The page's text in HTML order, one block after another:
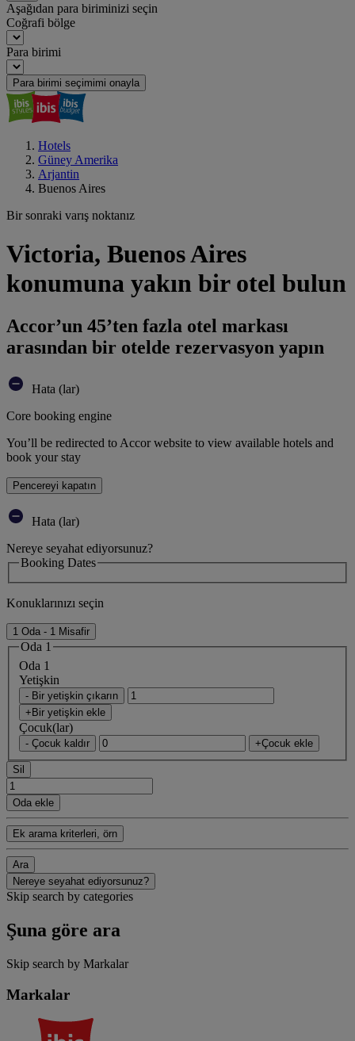
Aşağıdan para biriminizi seçin
Coğrafi bölge
Para birimi
Para birimi seçimimi onayla
Hotels
Güney Amerika
Arjantin
Buenos Aires
Bir sonraki varış noktanız
Victoria, Buenos Aires
konumuna yakın bir otel bulun
Accor’un 45’ten fazla otel markası
arasından bir otelde rezervasyon yapın
Hata (lar)
Core booking engine
You’ll be redirected to Accor website to view available hotels and
book your stay
Pencereyi kapatın
Hata (lar)
Nereye seyahat ediyorsunuz?
Booking Dates
Konuklarınızı seçin
1 Oda - 1 Misafir
Oda 1
Oda 1
Yetişkin
- Bir yetişkin çıkarın
+Bir yetişkin ekle
Çocuk(lar)
- Çocuk kaldır +Çocuk ekle
Sil
Oda ekle
Ek arama kriterleri, örn
Ara
Nereye seyahat ediyorsunuz?
Skip search by categories
Şuna göre ara
Skip search by Markalar
Markalar